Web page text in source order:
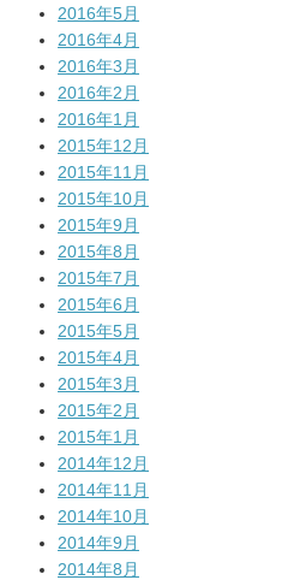
2016年5月
2016年4月
2016年3月
2016年2月
2016年1月
2015年12月
2015年11月
2015年10月
2015年9月
2015年8月
2015年7月
2015年6月
2015年5月
2015年4月
2015年3月
2015年2月
2015年1月
2014年12月
2014年11月
2014年10月
2014年9月
2014年8月